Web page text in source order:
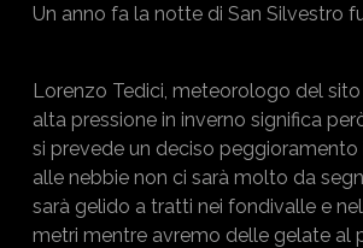
Un anno fa la notte di San Silvestro
Lorenzo Tedici, meteorologo del
alta pressione in inverno significa
si prevede un deciso
alle nebbie non ci sarà molto da
sarà gelido a tratti nei fondivalle e
metri mentre avremo delle gelate al